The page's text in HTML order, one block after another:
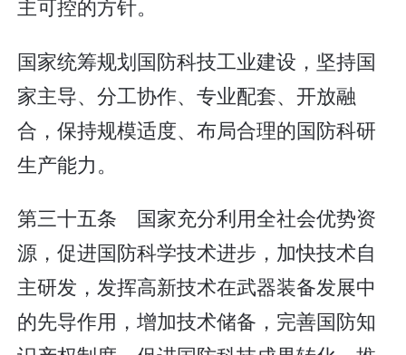
主可控的方针。
国家统筹规划国防科技工业建设，坚持国
家主导、分工协作、专业配套、开放融
合，保持规模适度、布局合理的国防科研
生产能力。
第三十五条 国家充分利用全社会优势资
源，促进国防科学技术进步，加快技术自
主研发，发挥高新技术在武器装备发展中
的先导作用，增加技术储备，完善国防知